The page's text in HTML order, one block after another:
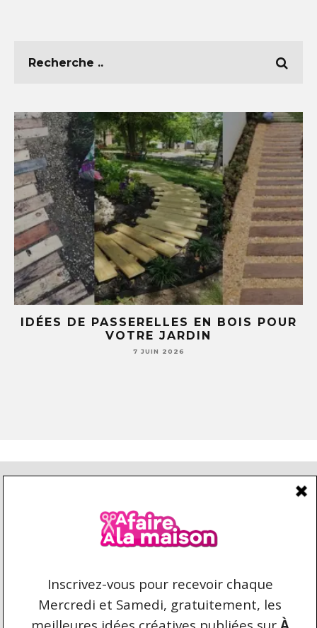
IDÉES DE PASSERELLES EN BOIS POUR
VOTRE JARDIN
7 JUIN 2026
CONDITIONS D’UTILISATION CONTACT